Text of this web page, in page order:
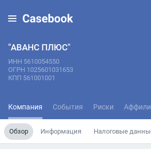
"АВАНС ПЛЮС"
ИНН 5610054550
ОГРН 1025601031653
КПП 561001001
Компания События Риски
Обзор Информация Налоговые